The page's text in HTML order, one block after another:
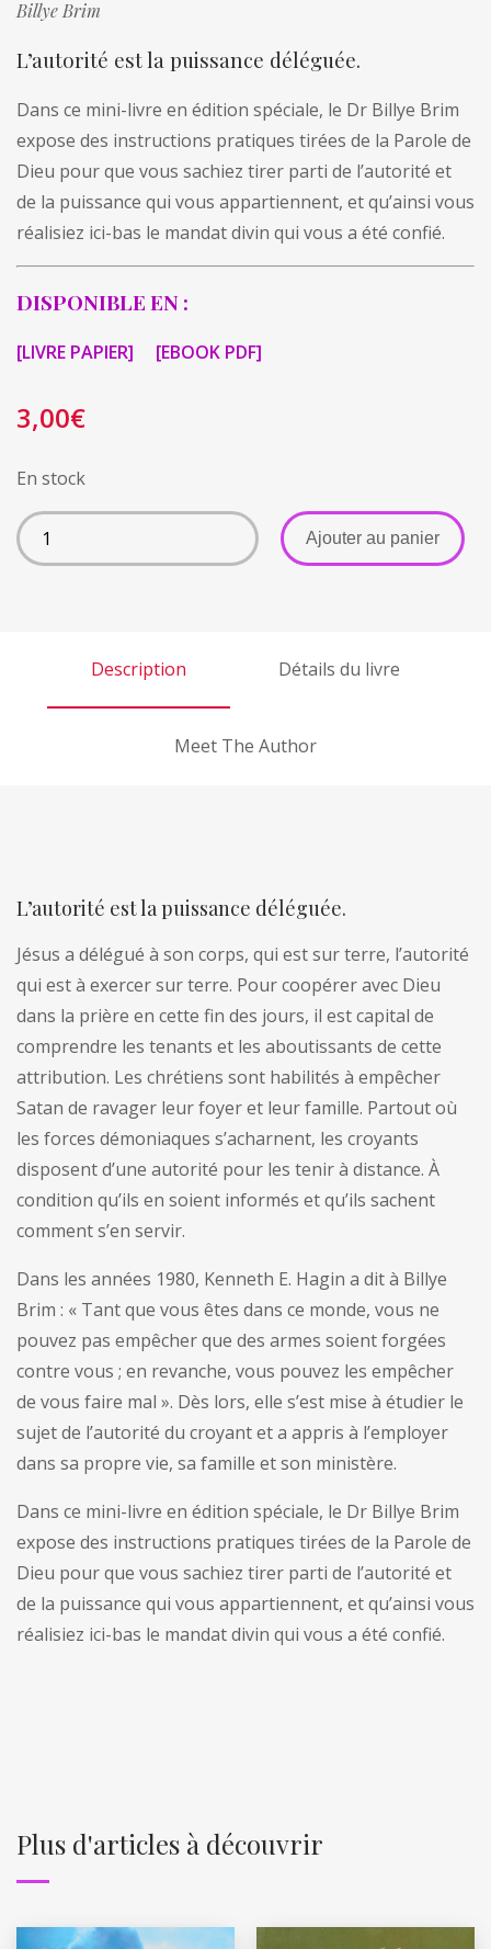
Billye Brim
L’autorité est la puissance déléguée.
Dans ce mini-livre en édition spéciale, le Dr Billye Brim
expose des instructions pratiques tirées de la Parole de
Dieu pour que vous sachiez tirer parti de l’autorité et
de la puissance qui vous appartiennent, et qu’ainsi vous
réalisiez ici-bas le mandat divin qui vous a été confié.
DISPONIBLE EN :
[LIVRE PAPIER] [EBOOK PDF]
3,00€
En stock
Ajouter au panier
A
l
Description Détails du livre
Meet The Author
L’autorité est la puissance déléguée.
Jésus a délégué à son corps, qui est sur terre, l’autorité
qui est à exercer sur terre. Pour coopérer avec Dieu
dans la prière en cette fin des jours, il est capital de
comprendre les tenants et les aboutissants de cette
attribution. Les chrétiens sont habilités à empêcher
Satan de ravager leur foyer et leur famille. Partout où
les forces démoniaques s’acharnent, les croyants
disposent d’une autorité pour les tenir à distance. À
condition qu’ils en soient informés et qu’ils sachent
comment s’en servir.
Dans les années 1980, Kenneth E. Hagin a dit à Billye
Brim : « Tant que vous êtes dans ce monde, vous ne
pouvez pas empêcher que des armes soient forgées
contre vous ; en revanche, vous pouvez les empêcher
de vous faire mal ». Dès lors, elle s’est mise à étudier le
sujet de l’autorité du croyant et a appris à l’employer
dans sa propre vie, sa famille et son ministère.
Dans ce mini-livre en édition spéciale, le Dr Billye Brim
expose des instructions pratiques tirées de la Parole de
Dieu pour que vous sachiez tirer parti de l’autorité et
de la puissance qui vous appartiennent, et qu’ainsi vous
réalisiez ici-bas le mandat divin qui vous a été confié.
Plus d'articles à découvrir